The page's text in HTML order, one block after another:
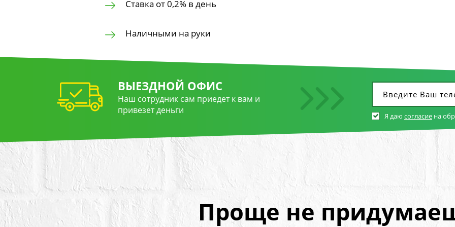
Ставка от 0,2% в день
Наличными на руки
ВЫЕЗДНОЙ ОФИС
Наш сотрудник сам приедет к вам и
привезет деньги
Я даю согласие на
Проще не